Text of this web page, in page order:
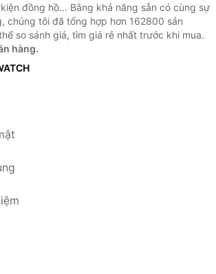
đồng hồ... Bằng khả năng sẵn có cùng sự
chúng tôi đã tổng hợp hơn 162800 sản
so sánh giá, tìm giá rẻ nhất trước khi mua.
hàng.